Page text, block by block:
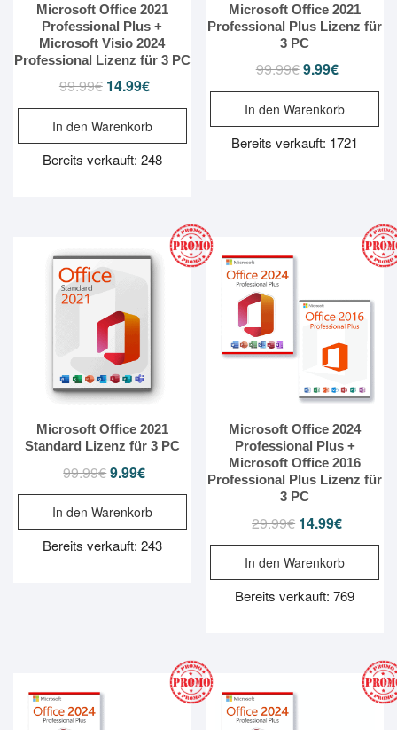
Microsoft Office 2021
Professional Plus +
Microsoft Visio 2024
Professional Lizenz für 3 PC
99.99€ Ursprünglicher
Preis
war:
99.99€
14.99€Aktueller
Preis
ist:
14.99€.
In den Warenkorb
Bereits verkauft: 248
Microsoft Office 2021
Professional Plus Lizenz für
3 PC
99.99€ Ursprünglicher
Preis
war:
99.99€
9.99€Aktueller
Preis
ist:
9.99€.
In den Warenkorb
Bereits verkauft: 1721
Microsoft Office 2021
Standard Lizenz für 3 PC
99.99€Ursprünglicher
Preis
war:
99.99€
9.99€
Preis
ist:
9.99€.
In den Warenkorb
Bereits verkauft: 243
Microsoft Office 2024
Professional Plus +
Microsoft Office 2016
Professional Plus Lizenz für
3 PC
29.99€ Ursprünglicher
Preis
war:
29.99€
14.99€
Preis
ist:
14.99€.
In den Warenkorb
Bereits verkauft: 769